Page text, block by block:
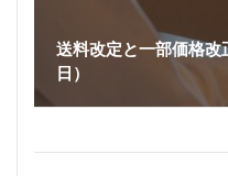
送料改定と一部価格
日）